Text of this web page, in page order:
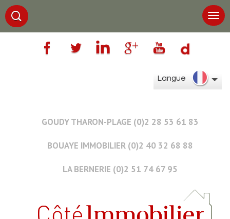
Langue
GOUDY THARON-PLAGE (0)2 28 53 61 83
BOUAYE IMMOBILIER (0)2 40 32 68 88
LA BERNERIE (0)2 51 74 67 95